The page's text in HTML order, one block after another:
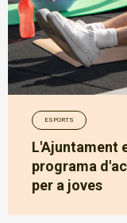
ESPORTS
L'Ajuntament
programa
per a joves